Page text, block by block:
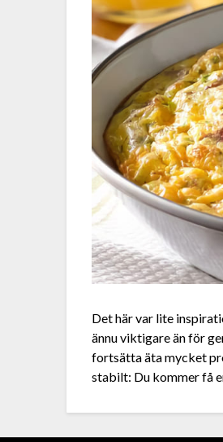
Det här var lite
ännu viktigare än för
fortsätta äta mycket
stabilt: Du kommer få